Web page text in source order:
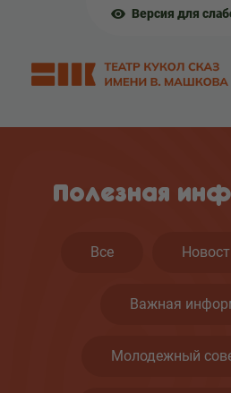
Версия для
Полезная
Все
Важная
Молодежный